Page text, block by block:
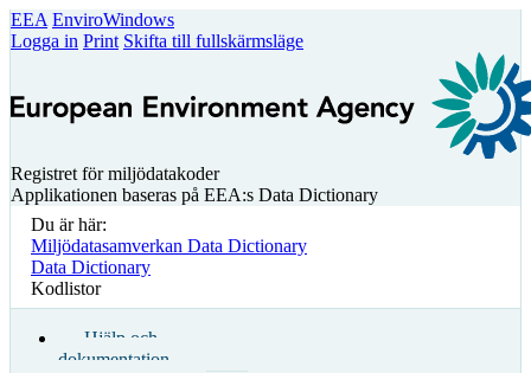
EEA EnviroWindows
Logga in Print Skifta till fullskärmsläge
Registret för miljödatakoder
Applikationen baseras på EEA:s Data Dictionary
Du är här:
Miljödatasamverkan Data Dictionary
Data Dictionary
Kodlistor
Hjälp och
dokumentation